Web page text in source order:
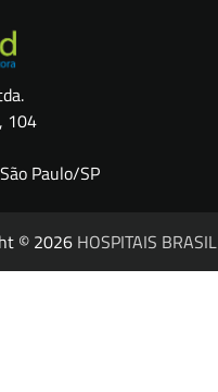
104
Paulo/SP
© 2026 HOSPITAIS BRASIL